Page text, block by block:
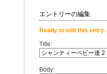
エントリーの編集
Ready to edit this entry.
Title:
Body: